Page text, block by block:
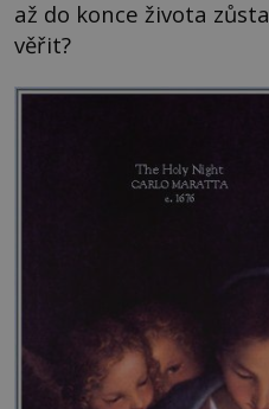
až do konce života
věřit?